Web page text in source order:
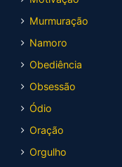
Murmuração
Namoro
Obediência
Obsessão
Ódio
Oração
Orgulho